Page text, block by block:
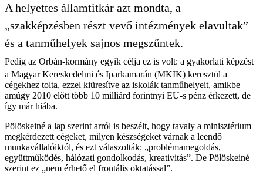
A helyettes államtitkár azt mondta, a
„szakképzésben részt vevő intézmények elavultak”
és a tanműhelyek sajnos megszűntek.
Pedig az Orbán-kormány egyik célja ez is volt: a gyakorlati képzést
a Magyar Kereskedelmi és Iparkamarán (MKIK) keresztül a
cégekhez tolta, ezzel kiüresítve az iskolák tanműhelyeit, amikbe
amúgy 2010 előtt több 10 milliárd forintnyi EU-s pénz érkezett, de
így már hiába.
Pölöskeiné a lap szerint arról is beszélt, hogy tavaly a minisztérium
megkérdezett cégeket, milyen készségeket várnak a leendő
munkavállalóiktól, és ezt válaszolták: „problémamegoldás,
együttműködés, hálózati gondolkodás, kreativitás”. De Pölöskeiné
szerint ez „nem érhető el frontális oktatással”.